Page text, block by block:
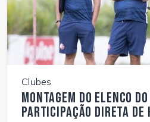
Clubes
Montagem do elenco
participação direta de